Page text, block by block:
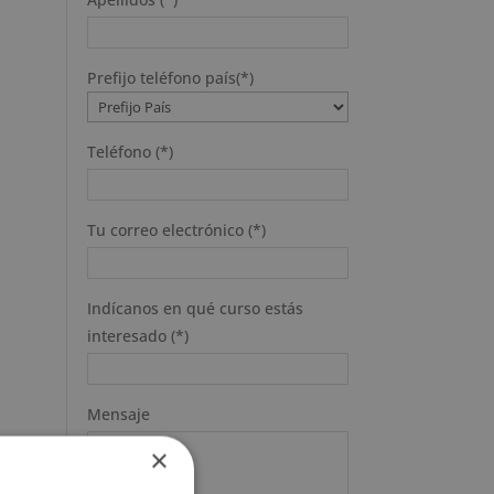
Prefijo teléfono país(*)
Teléfono (*)
Tu correo electrónico (*)
Indícanos en qué curso estás
interesado (*)
Mensaje
×